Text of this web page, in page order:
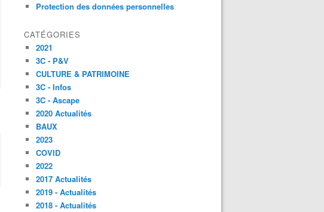
Protection des données personnelles
CATÉGORIES
2021
3C - P&V
CULTURE & PATRIMOINE
3C - Infos
3C - Ascape
2020 Actualités
BAUX
2023
COVID
2022
2017 Actualités
2019 - Actualités
2018 - Actualités